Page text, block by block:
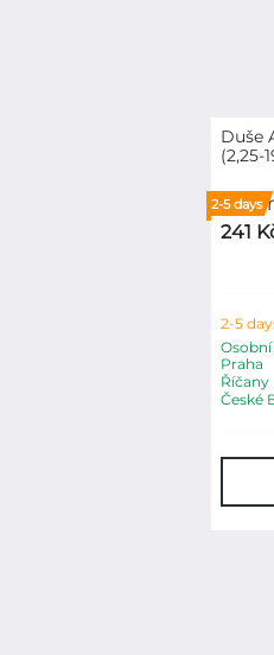
Duše
(2,25-
2-5 days
241
2-5
Praha
Říčany
České